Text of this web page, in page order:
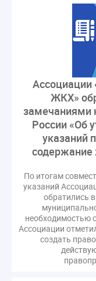
Ассоциации
ЖКХ»
замечаниями
России «Об
указаний
По итогам
указаний
обратились
необходимостью
Ассоциации
создать